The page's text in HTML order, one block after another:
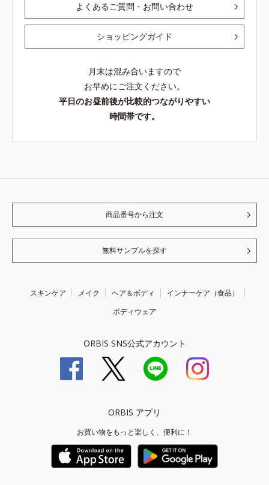
よくあるご質問・お問い合わせ
ショッピングガイド
月末は混み合いますので
お早めにご注文ください。
平日のお昼前後が比較的つながりやすい
時間帯です。
商品番号から注文
無料サンプルを探す
スキンケア メイク ヘア＆ボディ
インナーケア（食品）
ボディウェア
ORBIS SNS公式アカウント
ORBIS アプリ
お買い物をもっと楽しく、便利に！